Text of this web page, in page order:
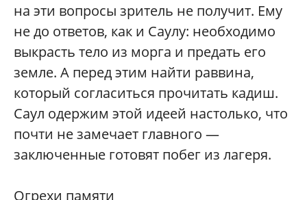
на эти вопросы зритель не получит. Ему
не до ответов, как и Саулу: необходимо
выкрасть тело из морга и предать его
земле. А перед этим найти раввина,
который согласиться прочитать кадиш.
Саул одержим этой идеей настолько, что
почти не замечает главного —
заключенные готовят побег из лагеря.
Огрехи памяти